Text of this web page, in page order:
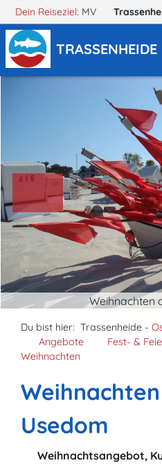
Dein Reiseziel: MV
TRASSENHEIDE
Weihnachten
Du bist hier: Trassenheide -
Angebote
Fest- &
Weihnachten
Usedom
Weihnachtsangebot,